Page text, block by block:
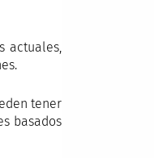
actuales,
tener
basados